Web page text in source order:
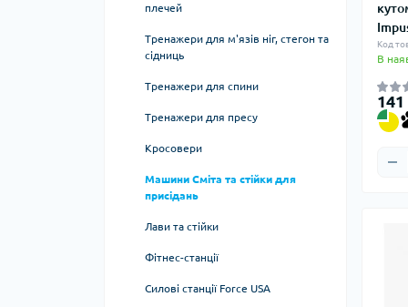
Домашні степпери
Домашні гребні тренажери
Вібраційні платформи
Eleiko Prestera
Impulse Classic
Impulse ECP
Силові тренажери Wuotan
плечей
Тренажери для м'язів ніг, стегон та
сідниць
Тренажери для спини
Тренажери для пресу
Кросовери
Машини Сміта та стійки для
присідань
Лави та стійки
Фітнес-станції
Силові станції Force USA
Код
В
141